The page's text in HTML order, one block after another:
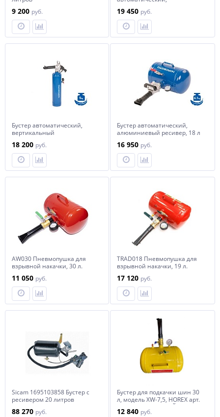
9 200 руб. 19 450 руб.
Бустер автоматический,
вертикальный
NORDBERG CH3ALV
18 200 руб.
Бустер автоматический,
алюминиевый ресивер, 18 л
16 950 руб.
AW030 Пневмопушка для
взрывной накачки, 30 л.
11 050 руб.
TRAD018 Пневмопушка для
взрывной накачки, 19 л.
17 120 руб.
Sicam 1695103858 Бустер с
ресивером 20 литров
88 270 руб.
Бустер для подкачки шин 30
л, модель XW-7,5, HOREX арт.
№ HZ 08.601 / КИТАЙ horex
12 840 руб.